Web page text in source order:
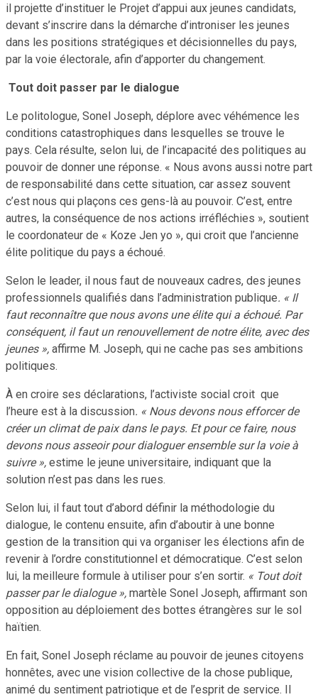
il projette d’instituer le Projet d’appui aux jeunes candidats,
devant s’inscrire dans la démarche d’introniser les jeunes
dans les positions stratégiques et décisionnelles du pays,
par la voie électorale, afin d’apporter du changement.
Tout doit passer par le dialogue
Le politologue, Sonel Joseph, déplore avec véhémence les
conditions catastrophiques dans lesquelles se trouve le
pays. Cela résulte, selon lui, de l’incapacité des politiques au
pouvoir de donner une réponse. « Nous avons aussi notre part
de responsabilité dans cette situation, car assez souvent
c’est nous qui plaçons ces gens-là au pouvoir. C’est, entre
autres, la conséquence de nos actions irréfléchies », soutient
le coordonateur de « Koze Jen yo », qui croit que l’ancienne
élite politique du pays a échoué.
Selon le leader, il nous faut de nouveaux cadres, des jeunes
professionnels qualifiés dans l’administration publique. « Il
faut reconnaître que nous avons une élite qui a échoué. Par
conséquent, il faut un renouvellement de notre élite, avec des
jeunes », affirme M. Joseph, qui ne cache pas ses ambitions
politiques.
À en croire ses déclarations, l’activiste social croit que
l’heure est à la discussion. « Nous devons nous efforcer de
créer un climat de paix dans le pays. Et pour ce faire, nous
devons nous asseoir pour dialoguer ensemble sur la voie à
suivre », estime le jeune universitaire, indiquant que la
solution n’est pas dans les rues.
Selon lui, il faut tout d’abord définir la méthodologie du
dialogue, le contenu ensuite, afin d’aboutir à une bonne
gestion de la transition qui va organiser les élections afin de
revenir à l’ordre constitutionnel et démocratique. C’est selon
lui, la meilleure formule à utiliser pour s’en sortir. « Tout doit
passer par le dialogue », martèle Sonel Joseph, affirmant son
opposition au déploiement des bottes étrangères sur le sol
haïtien.
En fait, Sonel Joseph réclame au pouvoir de jeunes citoyens
honnêtes, avec une vision collective de la chose publique,
animé du sentiment patriotique et de l’esprit de service. Il